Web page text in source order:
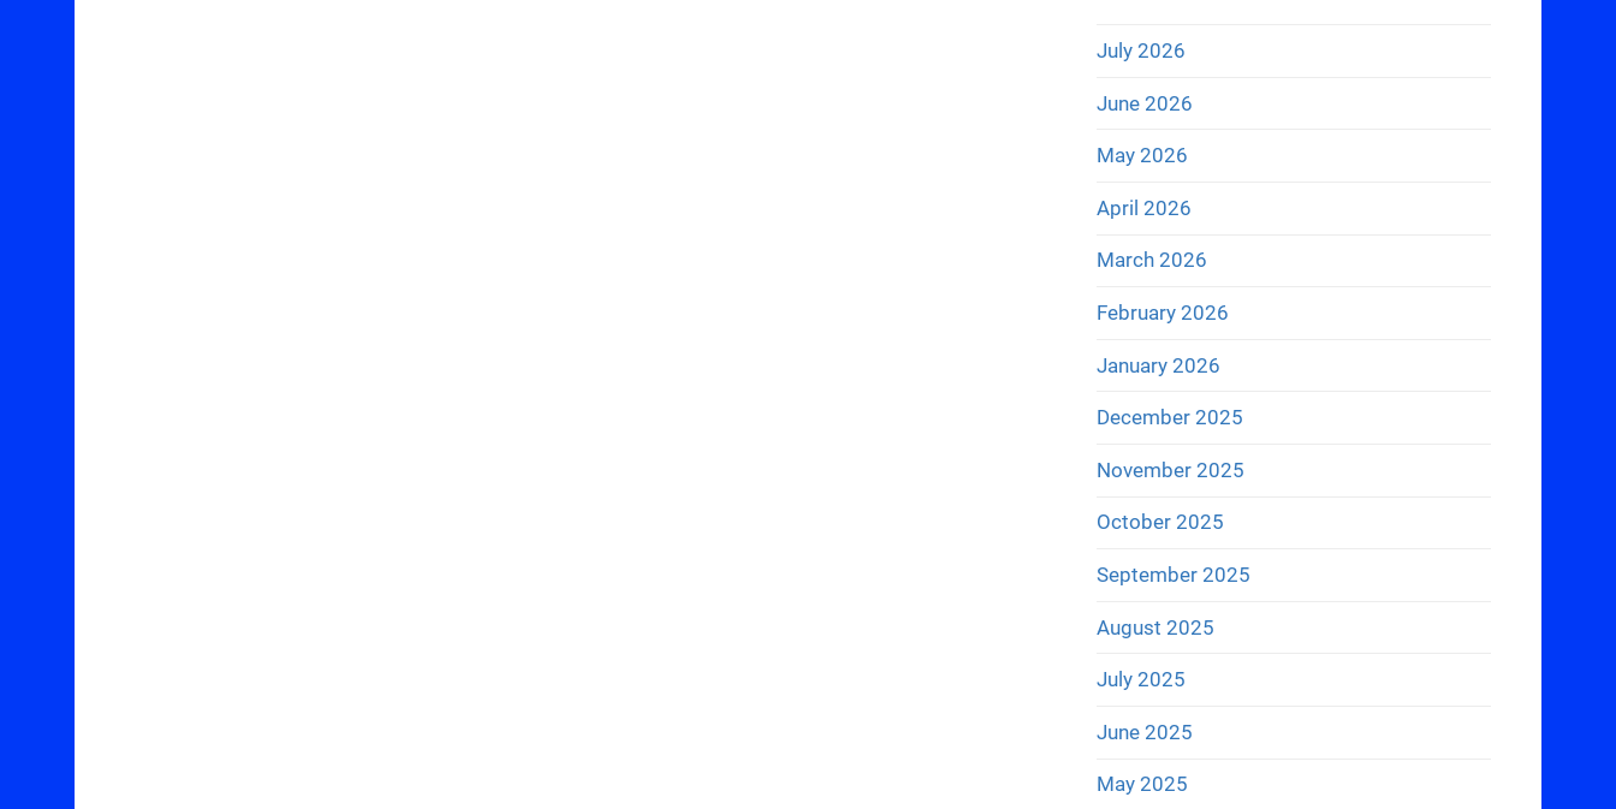
July 2026
June 2026
May 2026
April 2026
March 2026
February 2026
January 2026
December 2025
November 2025
October 2025
September 2025
August 2025
July 2025
June 2025
May 2025